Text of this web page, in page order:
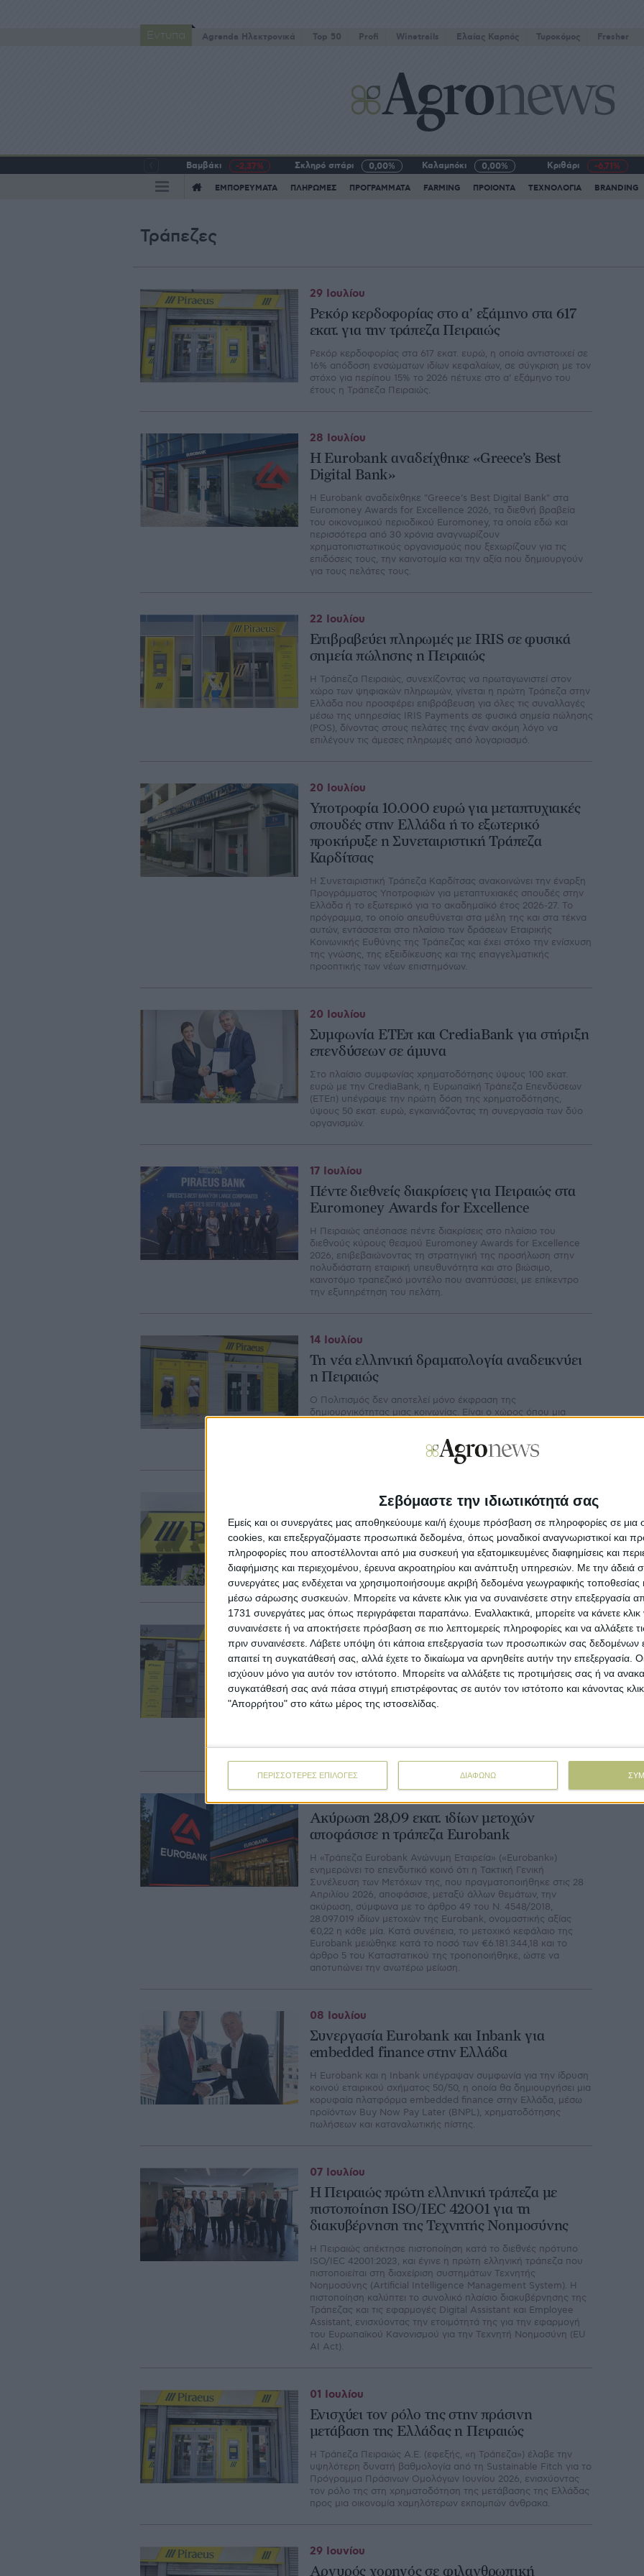
Σεβόμαστε την ιδιωτικότητά σας
Εμείς και οι συνεργάτες μας αποθηκεύουμε και/ή έχουμε πρόσβαση σε πληροφορίες σε
cookies, και επεξεργαζόμαστε προσωπικά δεδομένα, όπως μοναδικοί αναγνωριστικοί και
πληροφορίες που αποστέλλονται από μια συσκευή για εξατομικευμένες διαφημίσεις και
διαφήμισης και περιεχομένου, έρευνα ακροατηρίου και ανάπτυξη υπηρεσιών. Με την άδειά
συνεργάτες μας ενδέχεται να χρησιμοποιήσουμε ακριβή δεδομένα γεωγραφικής τοποθεσίας
μέσω σάρωσης συσκευών. Μπορείτε να κάνετε κλικ για να συναινέσετε στην επεξεργασία
1731 συνεργάτες μας όπως περιγράφεται παραπάνω. Εναλλακτικά, μπορείτε να κάνετε κλικ
συναινέσετε ή να αποκτήσετε πρόσβαση σε πιο λεπτομερείς πληροφορίες και να αλλάξετε
πριν συναινέσετε. Λάβετε υπόψη ότι κάποια επεξεργασία των προσωπικών σας δεδομένων
απαιτεί τη συγκατάθεσή σας, αλλά έχετε το δικαίωμα να αρνηθείτε αυτήν την επεξεργασία.
ισχύουν μόνο για αυτόν τον ιστότοπο. Μπορείτε να αλλάξετε τις προτιμήσεις σας ή να
συγκατάθεσή σας ανά πάσα στιγμή επιστρέφοντας σε αυτόν τον ιστότοπο και κάνοντας
"Απορρήτου" στο κάτω μέρος της ιστοσελίδας.
ΠΕΡΙΣΣΟΤΕΡΕΣ ΕΠΙΛΟΓΕΣ ΔΙΑΦΩΝΩ
Έντυπα Agrenda Ηλεκτρονικά Top 50 Profi Winetrails Eλαίας Καρπός Τυροκόμος Fresher
Βαμβάκι -2,37% Σκληρό σιτάρι 0,00% Καλαμπόκι 0,00% Κριθάρι -6,71%
ΕΜΠΟΡΕΥΜΑΤΑ ΠΛΗΡΩΜΕΣ ΠΡΟΓΡΑΜΜΑΤΑ FARMING ΠΡΟΙΟΝΤΑ ΤΕΧΝΟΛΟΓΙΑ BRANDING
Τράπεζες
Ρεκόρ κερδοφορίας στο α’ εξάμηνο στα 617
εκατ. για την τράπεζα Πειραιώς
29 Ιουλίου
Ρεκόρ κερδοφορίας στα 617 εκατ. ευρώ, η οποία αντιστοιχεί σε
16% απόδοση ενσώματων ιδίων κεφαλαίων, σε σύγκριση με τον
στόχο για περίπου 15% το 2026 πέτυχε στο α’ εξάμηνο του
έτους η Τράπεζα Πειραιώς.
H Εurobank αναδείχθηκε «Greece’s Best
Digital Bank»
28 Ιουλίου
Η Eurobank αναδείχθηκε "Greece’s Best Digital Bank" στα
Euromoney Awards for Excellence 2026, τα διεθνή βραβεία
του οικονομικού περιοδικού Euromoney, τα οποία εδώ και
περισσότερα από 30 χρόνια αναγνωρίζουν
χρηματοπιστωτικούς οργανισμούς που ξεχωρίζουν για τις
επιδόσεις τους, την καινοτομία και την αξία που δημιουργούν
για τους πελάτες τους.
Επιβραβεύει πληρωμές με IRIS σε φυσικά
σημεία πώλησης η Πειραιώς
22 Ιουλίου
Η Τράπεζα Πειραιώς, συνεχίζοντας να πρωταγωνιστεί στον
χώρο των ψηφιακών πληρωμών, γίνεται η πρώτη Τράπεζα στην
Ελλάδα που προσφέρει επιβράβευση για όλες τις συναλλαγές
μέσω της υπηρεσίας IRIS Payments σε φυσικά σημεία πώλησης
(POS), δίνοντας στους πελάτες της έναν ακόμη λόγο να
επιλέγουν τις άμεσες πληρωμές από λογαριασμό.
Υποτροφία 10.000 ευρώ για μεταπτυχιακές
σπουδές στην Ελλάδα ή το εξωτερικό
προκήρυξε η Συνεταιριστική Τράπεζα
Καρδίτσας
20 Ιουλίου
Η Συνεταιριστική Τράπεζα Καρδίτσας ανακοινώνει την έναρξη
Προγράμματος Υποτροφιών για μεταπτυχιακές σπουδές στην
Ελλάδα ή το εξωτερικό για το ακαδημαϊκό έτος 2026-27. Το
πρόγραμμα, το οποίο απευθύνεται στα μέλη της και στα τέκνα
αυτών, εντάσσεται στο πλαίσιο των δράσεων Εταιρικής
Κοινωνικής Ευθύνης της Τράπεζας και έχει στόχο την ενίσχυση
της γνώσης, της εξειδίκευσης και της επαγγελματικής
προοπτικής των νέων επιστημόνων.
Συμφωνία ΕΤΕπ και CrediaBank για στήριξη
επενδύσεων σε άμυνα
20 Ιουλίου
Στο πλαίσιο συμφωνίας χρηματοδότησης ύψους 100 εκατ.
ευρώ με την CrediaBank, η Ευρωπαϊκή Τράπεζα Επενδύσεων
(ΕΤΕπ) υπέγραψε την πρώτη δόση της χρηματοδότησης,
ύψους 50 εκατ. ευρώ, εγκαινιάζοντας τη συνεργασία των δύο
οργανισμών.
Πέντε διεθνείς διακρίσεις για Πειραιώς στα
Euromoney Awards for Excellence
17 Ιουλίου
Η Πειραιώς απέσπασε πέντε διακρίσεις στο πλαίσιο του
διεθνούς κύρους θεσμού Euromoney Awards for Excellence
2026, επιβεβαιώνοντας τη στρατηγική της προσήλωση στην
πολυδιάστατη εταιρική υπευθυνότητα και στο βιώσιμο,
καινοτόμο τραπεζικό μοντέλο που αναπτύσσει, με επίκεντρο
την εξυπηρέτηση του πελάτη.
Τη νέα ελληνική δραματολογία αναδεικνύει
η Πειραιώς
14 Ιουλίου
Ο Πολιτισμός δεν αποτελεί μόνο έκφραση της
δημιουργικότητας μιας κοινωνίας. Είναι ο χώρος όπου μια
εποχής της, διαμορφώνει τις αξίες της και επενδύει στο μέλλον
Χρυσός χορηγός του 11ου Φεστιβάλ Κλασικής
Μουσικής Κουφονησίων η Πειραιώς
Η Πειραιώς υποστηρίζει ως Χρυσός Χορηγός το 11ο Φεστιβάλ
Κλασικής Μουσικής Κουφονησίων, που θα πραγματοποιηθεί
στο νησί από τις 17 Ιουλίου έως τις 9 Αυγούστου 2026.
Οι κάρτες της Πειραιώς τώρα στο Samsung
Wallet για γρήγορες συναλλαγές
13 Ιουλίου
Με την επίσημη διάθεση του Samsung Pay στην Ελλάδα, η
Πειραιώς συγκαταλέγεται στους πρώτους τραπεζικούς
πραγματοποίησης συναλλαγών.
Ακύρωση 28,09 εκατ. ιδίων μετοχών
αποφάσισε η τράπεζα Eurobank
10 Ιουλίου
Η «Τράπεζα Eurobank Ανώνυμη Εταιρεία» («Eurobank»)
ενημερώνει το επενδυτικό κοινό ότι η Τακτική Γενική
Συνέλευση των Μετόχων της, που πραγματοποιήθηκε στις 28
Απριλίου 2026, αποφάσισε, μεταξύ άλλων θεμάτων, την
ακύρωση, σύμφωνα με το άρθρο 49 του Ν. 4548/2018,
28.097.019 ιδίων μετοχών της Eurobank, ονομαστικής αξίας
€0,22 η κάθε μία. Κατά συνέπεια, το μετοχικό κεφάλαιο της
Eurobank μειώθηκε κατά το ποσό των €6.181.344,18 και το
άρθρο 5 του Καταστατικού της τροποποιήθηκε, ώστε να
αποτυπώνει την ανωτέρω μείωση.
Συνεργασία Eurobank και Inbank για
embedded finance στην Ελλάδα
08 Ιουλίου
Η Eurobank και η Inbank υπέγραψαν συμφωνία για την ίδρυση
κοινού εταιρικού σχήματος 50/50, η οποία θα δημιουργήσει μια
κορυφαία πλατφόρμα embedded finance στην Ελλάδα, μέσω
προϊόντων Buy Now Pay Later (BNPL), χρηματοδότησης
πωλήσεων και καταναλωτικής πίστης.
Η Πειραιώς πρώτη ελληνική τράπεζα με
πιστοποίηση ISO/IEC 42001 για τη
διακυβέρνηση της Τεχνητής Νοημοσύνης
07 Ιουλίου
Η Πειραιώς απέκτησε πιστοποίηση κατά το διεθνές πρότυπο
ISO/IEC 42001:2023, και έγινε η πρώτη ελληνική τράπεζα που
πιστοποιείται στη διαχείριση συστημάτων Τεχνητής
Νοημοσύνης (Artificial Intelligence Management System). Η
πιστοποίηση καλύπτει το συνολικό πλαίσιο διακυβέρνησης της
Τράπεζας και τις εφαρμογές Digital Assistant και Employee
Assistant, ενισχύοντας την ετοιμότητά της για την εφαρμογή
του Ευρωπαϊκού Κανονισμού για την Τεχνητή Νοημοσύνη (EU
AI Act).
Ενισχύει τον ρόλο της στην πράσινη
μετάβαση της Ελλάδας η Πειραιώς
01 Ιουλίου
Η Τράπεζα Πειραιώς Α.Ε. (εφεξής, «η Τράπεζα») έλαβε την
υψηλότερη δυνατή βαθμολογία από τη Sustainable Fitch για το
Πρόγραμμα Πράσινων Ομολόγων Ιουνίου 2026, ενισχύοντας
τον ρόλο της στη χρηματοδότηση της μετάβασης της Ελλάδας
προς μια οικονομία χαμηλότερων εκπομπών άνθρακα.
Αργυρός χορηγός σε φιλανθρωπική
29 Ιουνίου